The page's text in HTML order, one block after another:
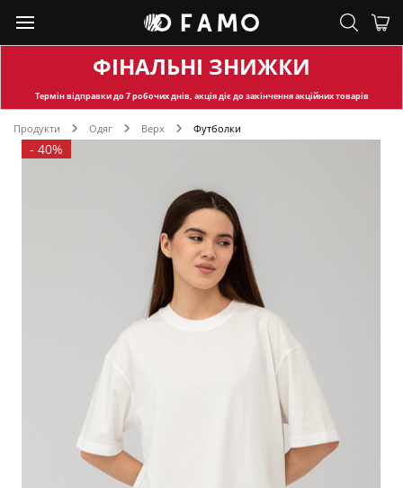
ФІНАЛЬНІ ЗНИЖКИ
Термін відправкидо 7 робочих днів, акція діє до закінчення акційних товарів
Продукти Одяг Верх Футболки
- 40%